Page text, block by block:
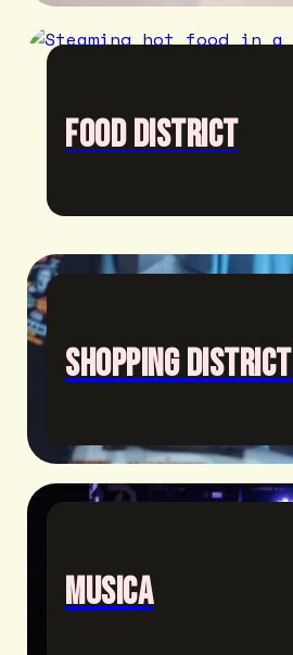
Food District
Shopping District
Musica